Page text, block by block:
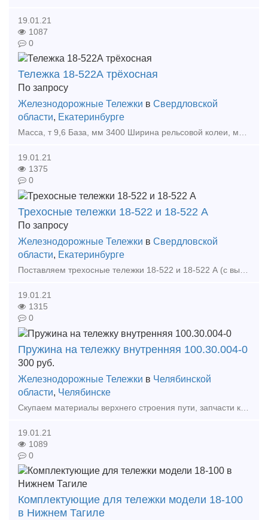
19.01.21
1087
0
Тележка 18-522А трёхосная
По запросу
Железнодорожные Тележки в Свердловской
области, Екатеринбурге
Масса, т 9,6 База, мм 3400 Ширина рельсовой колеи, мм 1520 Высота от уровня головок рельсов до опорной поверхности подпятника в свободном состоянии, мм 824 Расстояние между осями с
19.01.21
1375
0
Трехосные тележки 18-522 и 18-522 А
По запросу
Железнодорожные Тележки в Свердловской
области, Екатеринбурге
Поставляем трехосные тележки 18-522 и 18-522 А (с выходом на пути МПС) производства ОАО НПК Уралвагонзавод. Максимальная расчетная статическая нагрузка от колесной пары на рельсы, кН (т
19.01.21
1315
0
Пружина на тележку внутренняя 100.30.004-0
300 руб.
Железнодорожные Тележки в Челябинской
области, Челябинске
19.01.21
1089
0
Комплектующие для тележки модели 18-100
в Нижнем Тагиле